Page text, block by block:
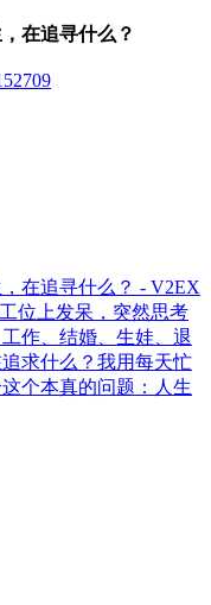
在追寻什么？
在追寻什么？ - V2EX
位上发呆，突然思考
作、结婚、生娃、退
求什么？我用每天忙
个本真的问题：人生